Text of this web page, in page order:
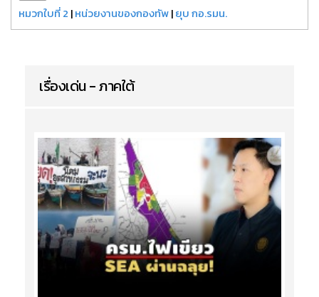
หมวกใบที่ 2 |หน่วยงานของกองทัพ|ยุบ กอ.รมน.
เรื่องเด่น - ภาคใต้